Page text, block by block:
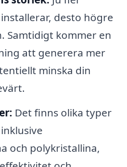
desto högre
Samtidigt kommer en
att generera mer
minska din
Det finns olika typer
och polykristallina,